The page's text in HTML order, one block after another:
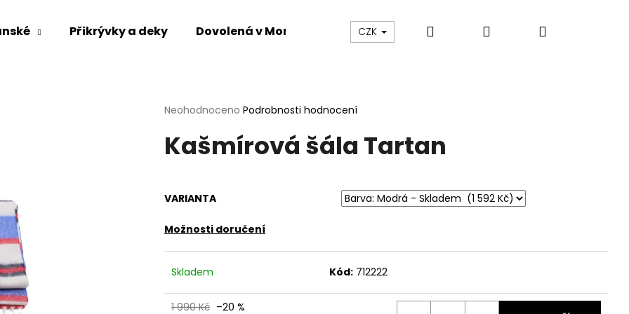
Přikrývky a deky Dovolená v Mongolsku O nás Blog Údržba oblečení
CZK Hledat PřihlášeníNákupní
Průměrné
produktu
je
hvězdiček.
Neohodnoceno Podrobnosti hodnocení
Kašmírová šála Tartan
VARIANTA
Možnosti doručení
Skladem Kód: 712222
1 990 Kč –20 %